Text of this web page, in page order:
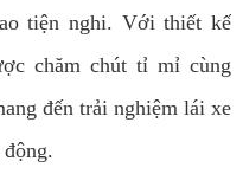
tiện nghi. Với thiết kế
chăm chút tỉ mỉ cùng
đến trải nghiệm lái xe